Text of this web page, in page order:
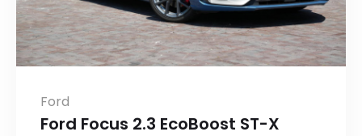
Ford
Ford Focus 2.3 EcoBoost ST-X